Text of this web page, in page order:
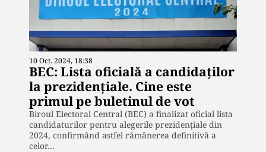
10 Oct. 2024, 18:38
BEC: Lista oficială a candidaților
la prezidențiale. Cine este
primul pe buletinul de vot
Biroul Electoral Central (BEC) a finalizat oficial lista
candidaturilor pentru alegerile prezidențiale din
2024, confirmând astfel rămânerea definitivă a
celor…